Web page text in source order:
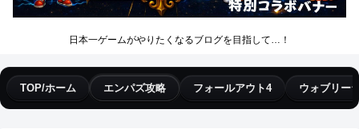
日本一ゲームがやりたくなるブログを目指して…！
TOP/ホーム エンパズ攻略 フォールアウト4 ウォブリー